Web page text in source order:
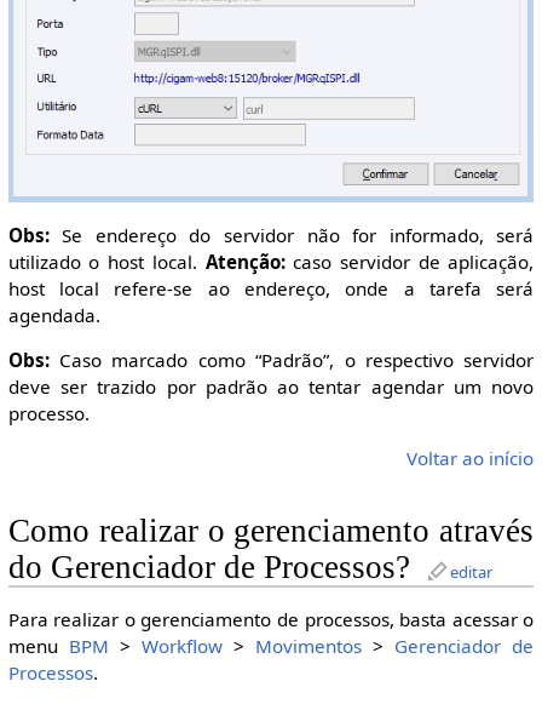
Obs:Se endereço do servidor não for informado, será
utilizado o host local. Atenção:caso servidor de aplicação,
host local refere-se ao endereço, onde a tarefa será
agendada.
Obs:Caso marcado como “Padrão”, o respectivo servidor
deve ser trazido por padrão ao tentar agendar um novo
processo.
Voltar ao início
Como realizar o gerenciamento através
do Gerenciador de Processos?
editar
Para realizar o gerenciamento de processos, basta acessar o
menu BPM > Workflow> Movimentos > Gerenciador de
Processos.